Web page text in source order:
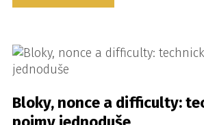
Bloky, nonce a difficulty: